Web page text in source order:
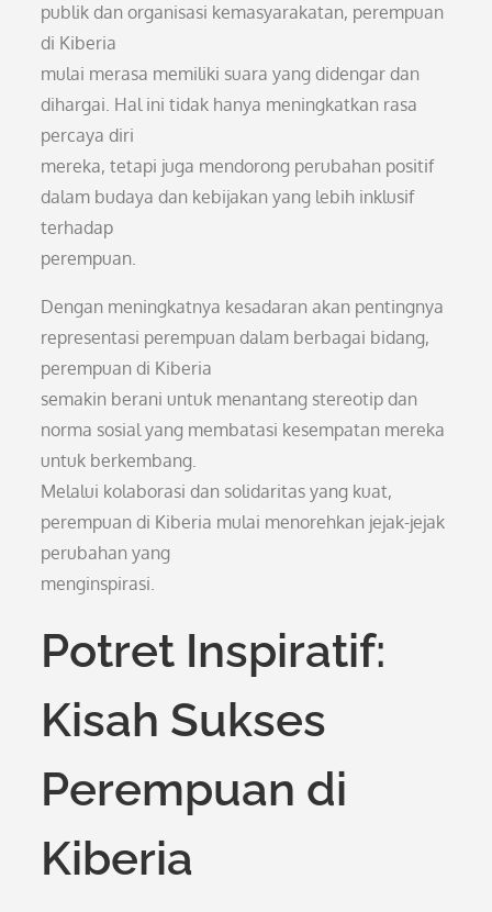
publik dan organisasi kemasyarakatan, perempuan
di Kiberia
mulai merasa memiliki suara yang didengar dan
dihargai. Hal ini tidak hanya meningkatkan rasa
percaya diri
mereka, tetapi juga mendorong perubahan positif
dalam budaya dan kebijakan yang lebih inklusif
terhadap
perempuan.
Dengan meningkatnya kesadaran akan pentingnya
representasi perempuan dalam berbagai bidang,
perempuan di Kiberia
semakin berani untuk menantang stereotip dan
norma sosial yang membatasi kesempatan mereka
untuk berkembang.
Melalui kolaborasi dan solidaritas yang kuat,
perempuan di Kiberia mulai menorehkan jejak-jejak
perubahan yang
menginspirasi.
Potret Inspiratif:
Kisah Sukses
Perempuan di
Kiberia